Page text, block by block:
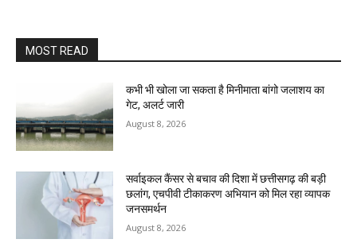
MOST READ
कभी भी खोला जा सकता है मिनीमाता बांगो जलाशय का
गेट, अलर्ट जारी
August 8, 2026
सर्वाइकल कैंसर से बचाव की दिशा में छत्तीसगढ़ की बड़ी
छलांग, एचपीवी टीकाकरण अभियान को मिल रहा व्यापक
जनसमर्थन
August 8, 2026